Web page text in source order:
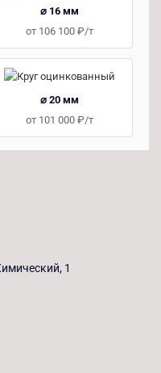
⌀ 16 мм
от 106 100 ₽/т
⌀ 20 мм
от 101 000 ₽/т
1